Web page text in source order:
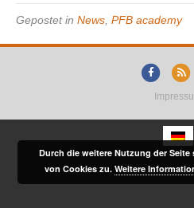
Gepostet in News PFB academy
F
a
o
o
R
Durch die weitere Nutzung der
von Cookies zu.Weitere